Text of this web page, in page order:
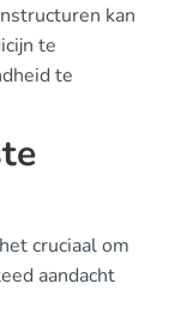
kan
te
te
cruciaal om
aandacht